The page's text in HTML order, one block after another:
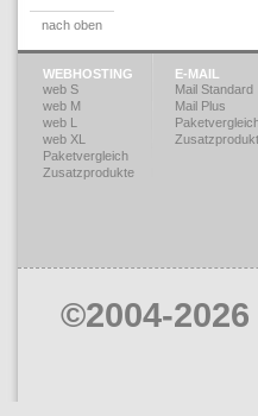
nach oben
WEBHOSTING
web S
web M
web L
web XL
Paketvergleich
Zusatzprodukte
E-MAIL
Mail Standard
Mail Plus
©2004-